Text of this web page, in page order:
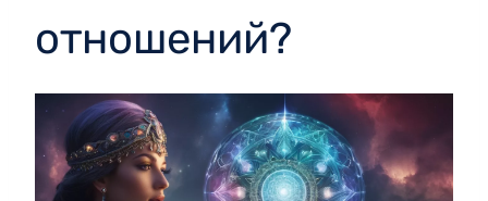
отношений?